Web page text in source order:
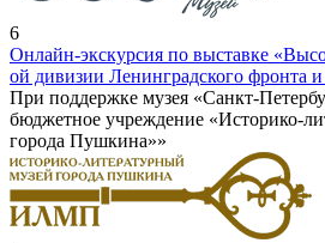
6
Онлайн-экскурсия по выставке
ой дивизии Ленинградского фронта
При поддержке музея «Санкт-
бюджетное учреждение «Историко-
города Пушкина»»